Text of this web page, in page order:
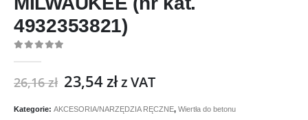
4932353821)
26,16zł 23,54zł z VAT
Kategorie: AKCESORIA/NARZĘDZIA RĘCZNE, Wiertła do betonu